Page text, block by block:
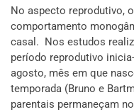
No aspecto reprodutivo,
comportamento
casal. Nos estudos
período reprodutivo
agosto, mês em que
temporada (Bruno e
parentais permaneçam